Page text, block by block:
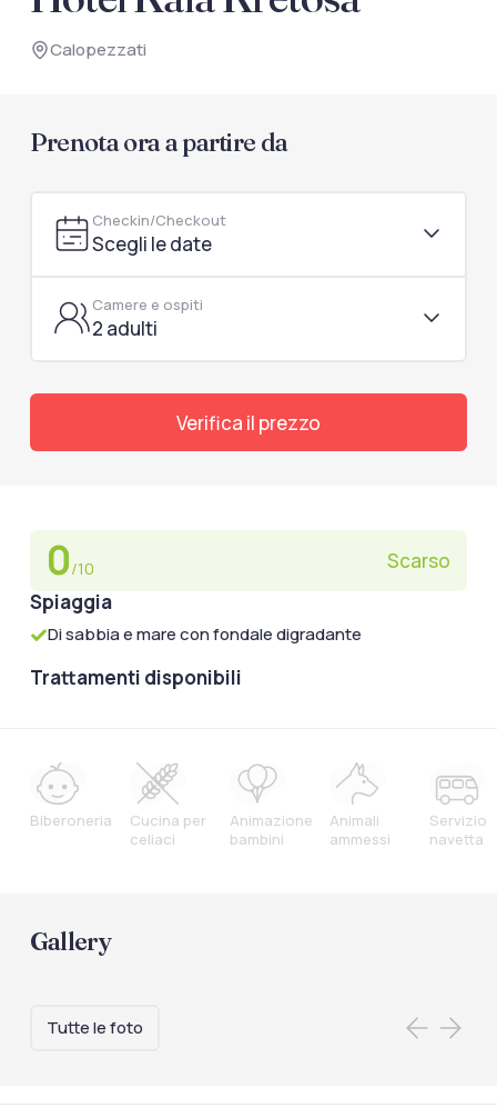
documenti di viaggio.
Calopezzati
Prenota ora a partire da
Checkin/Checkout
Scegli le date
Camere e ospiti
2 adulti
Verifica il prezzo
0/10
Scarso
Spiaggia
Di sabbia e mare con fondale digradante
Trattamenti disponibili
Biberoneria
Cucina per
celiaci
Animazione
bambini
Animali
ammessi
Servizio
navetta
Gallery
Tutte le foto